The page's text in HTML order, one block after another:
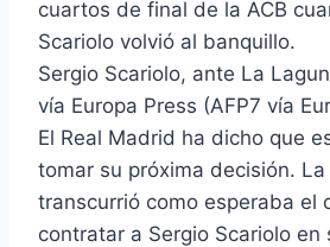
cuartos de final de la ACB
Scariolo volvió al banquillo.
Sergio Scariolo, ante La
vía Europa Press (AFP7 vía
El Real Madrid ha dicho que
tomar su próxima decisión.
transcurrió como esperaba el
contratar a Sergio Scariolo en